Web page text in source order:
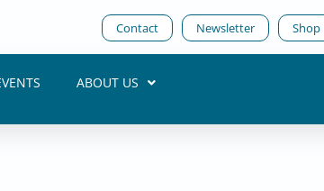
Contact Newsletter Shop
ABOUT US